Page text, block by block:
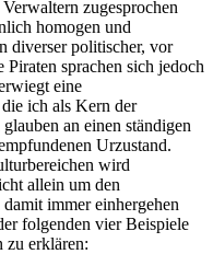
zugesprochen
homogen und
diverser politischer, vor
sprachen sich jedoch
eine
ich als Kern der
an einen ständigen
Urzustand.
wird
allein um den
immer einhergehen
folgenden vier Beispiele
zu erklären: